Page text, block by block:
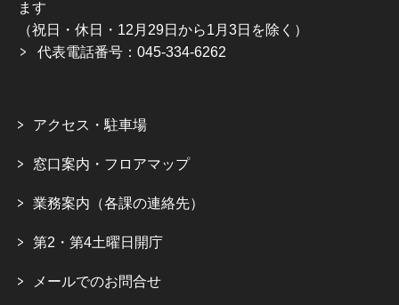
ます
（祝日・休日・12月29日から1月3日を除く）
代表電話番号：045-334-6262
アクセス・駐車場
窓口案内・フロアマップ
業務案内（各課の連絡先）
第2・第4土曜日開庁
メールでのお問合せ